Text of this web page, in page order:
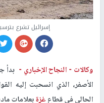
إسرائيل تشرع
وكالات -النجاح الإخباري - بدأ
الأصفر، الذي انسحبت إليه
الحالي في قطاعغزةبعلامات